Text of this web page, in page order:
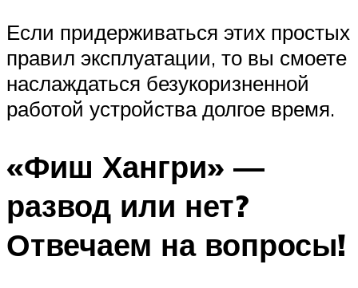
Если придерживаться этих простых
правил эксплуатации, то вы смоете
наслаждаться безукоризненной
работой устройства долгое время.
«Фиш Хангри» —
развод или нет?
Отвечаем на вопросы!